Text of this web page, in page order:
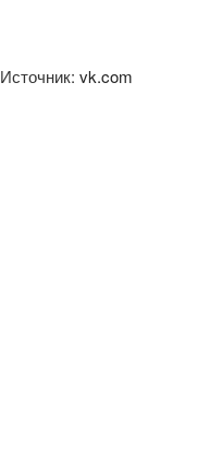
Источник: vk.com